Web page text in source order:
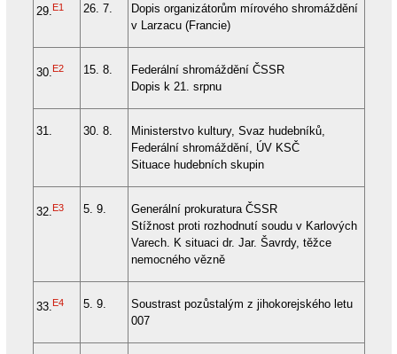
29.E1 26. 7.
Dopis organizátorům mírového shromáždění
v Larzacu (Francie)
30.E2 15. 8.
Federální shromáždění ČSSR
Dopis k 21. srpnu
31. 30. 8.
Ministerstvo kultury, Svaz hudebníků,
Federální shromáždění, ÚV KSČ
Situace hudebních skupin
32.E3 5. 9.
Generální prokuratura ČSSR
Stížnost proti rozhodnutí soudu v Karlových
Varech. K situaci dr. Jar. Šavrdy, těžce
nemocného vězně
33.E4 5. 9.
Soustrast pozůstalým z jihokorejského letu
007